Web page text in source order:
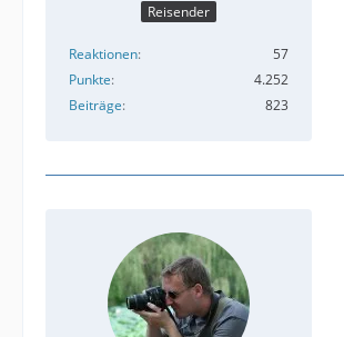
Reisender
Reaktionen
57
Punkte
4.252
Beiträge
823